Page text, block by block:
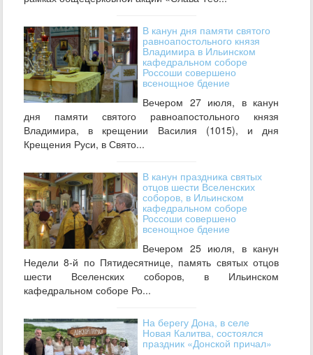
В канун дня памяти святого
равноапостольного князя
Владимира в Ильинском
кафедральном соборе
Россоши совершено
всенощное бдение
Вечером 27 июля, в канун
дня памяти святого равноапостольного князя
Владимира, в крещении Василия (1015), и дня
Крещения Руси, в Свято...
В канун праздника святых
отцов шести Вселенских
соборов, в Ильинском
кафедральном соборе
Россоши совершено
всенощное бдение
Вечером 25 июля, в канун
Недели 8-й по Пятидесятнице, память святых отцов
шести Вселенских соборов, в Ильинском
кафедральном соборе Ро...
На берегу Дона, в селе
Новая Калитва, состоялся
праздник «Донской причал»